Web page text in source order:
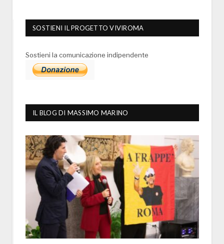
SOSTIENI IL PROGETTO VIVIROMA
Sostieni la comunicazione indipendente
IL BLOG DI MASSIMO MARINO